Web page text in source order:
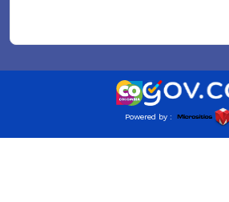
Powered by :